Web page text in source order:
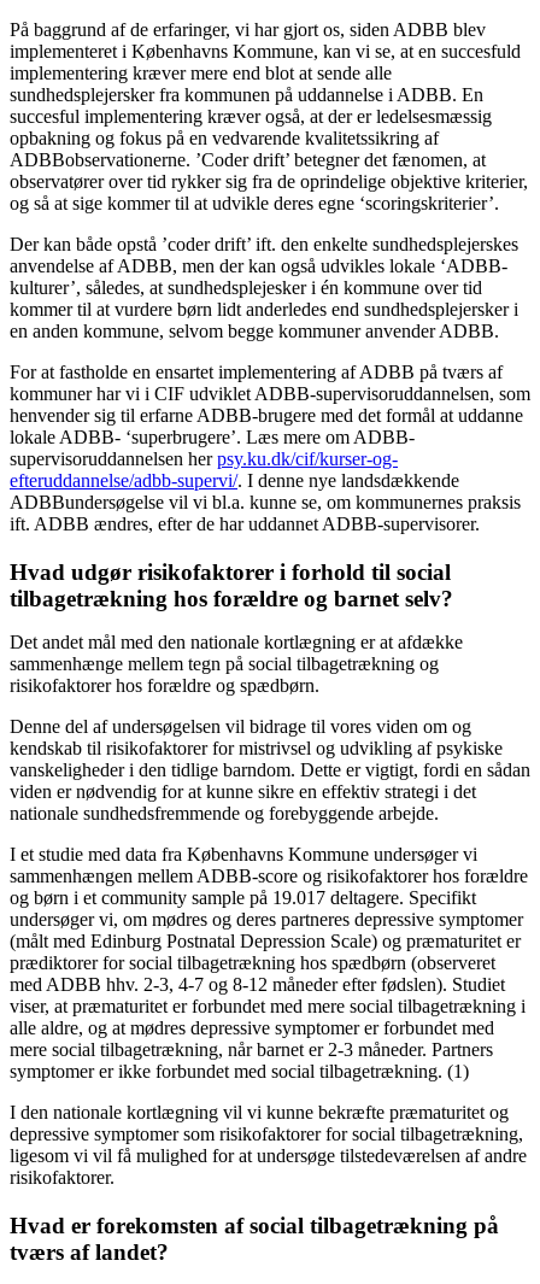
På baggrund af de erfaringer, vi har gjort os, siden ADBB blev
implementeret i Københavns Kommune, kan vi se, at en succesfuld
implementering kræver mere end blot at sende alle
sundhedsplejersker fra kommunen på uddannelse i ADBB. En
succesful implementering kræver også, at der er ledelsesmæssig
opbakning og fokus på en vedvarende kvalitetssikring af
ADBBobservationerne. ’Coder drift’ betegner det fænomen, at
observatører over tid rykker sig fra de oprindelige objektive kriterier,
og så at sige kommer til at udvikle deres egne ‘scoringskriterier’.
Der kan både opstå ’coder drift’ ift. den enkelte sundhedsplejerskes
anvendelse af ADBB, men der kan også udvikles lokale ‘ADBB-
kulturer’, således, at sundhedsplejesker i én kommune over tid
kommer til at vurdere børn lidt anderledes end sundhedsplejersker i
en anden kommune, selvom begge kommuner anvender ADBB.
For at fastholde en ensartet implementering af ADBB på tværs af
kommuner har vi i CIF udviklet ADBB-supervisoruddannelsen, som
henvender sig til erfarne ADBB-brugere med det formål at uddanne
lokale ADBB- ‘superbrugere’. Læs mere om ADBB-
supervisoruddannelsen herpsy.ku.dk/cif/kurser-og-
efteruddannelse/adbb-supervi/. I denne nye landsdækkende
ADBBundersøgelse vil vi bl.a. kunne se, om kommunernes praksis
ift. ADBB ændres, efter de har uddannet ADBB-supervisorer.
Hvad udgør risikofaktorer i forhold til social
tilbagetrækning hos forældre og barnet selv?
Det andet mål med den nationale kortlægning er at afdække
sammenhænge mellem tegn på social tilbagetrækning og
risikofaktorer hos forældre og spædbørn.
Denne del af undersøgelsen vil bidrage til vores viden om og
kendskab til risikofaktorer for mistrivsel og udvikling af psykiske
vanskeligheder i den tidlige barndom. Dette er vigtigt, fordi en sådan
viden er nødvendig for at kunne sikre en effektiv strategi i det
nationale sundhedsfremmende og forebyggende arbejde.
I et studie med data fra Københavns Kommune undersøger vi
sammenhængen mellem ADBB-score og risikofaktorer hos forældre
og børn i et community sample på 19.017 deltagere. Specifikt
undersøger vi, om mødres og deres partneres depressive symptomer
(målt med Edinburg Postnatal Depression Scale) og præmaturitet er
prædiktorer for social tilbagetrækning hos spædbørn (observeret
med ADBB hhv. 2-3, 4-7 og 8-12 måneder efter fødslen). Studiet
viser, at præmaturitet er forbundet med mere social tilbagetrækning i
alle aldre, og at mødres depressive symptomer er forbundet med
mere social tilbagetrækning, når barnet er 2-3 måneder. Partners
symptomer er ikke forbundet med social tilbagetrækning. (1)
I den nationale kortlægning vil vi kunne bekræfte præmaturitet og
depressive symptomer som risikofaktorer for social tilbagetrækning,
ligesom vi vil få mulighed for at undersøge tilstedeværelsen af andre
risikofaktorer.
Hvad er forekomsten af social tilbagetrækning på
tværs af landet?